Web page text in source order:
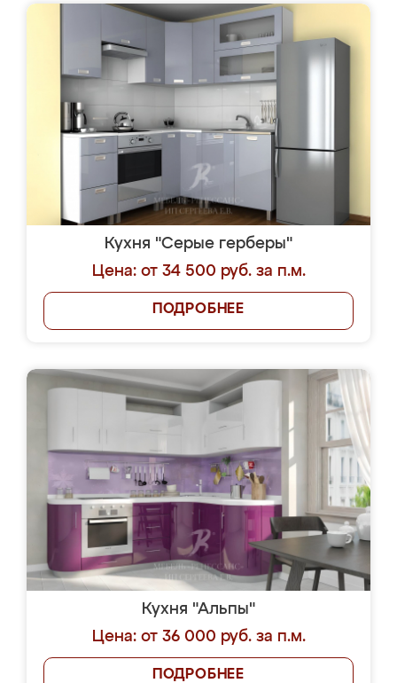
Кухня "Серые герберы"
Цена: от 34 500 руб. за п.м.
ПОДРОБНЕЕ
Кухня "Альпы"
Цена: от 36 000 руб. за п.м.
ПОДРОБНЕЕ